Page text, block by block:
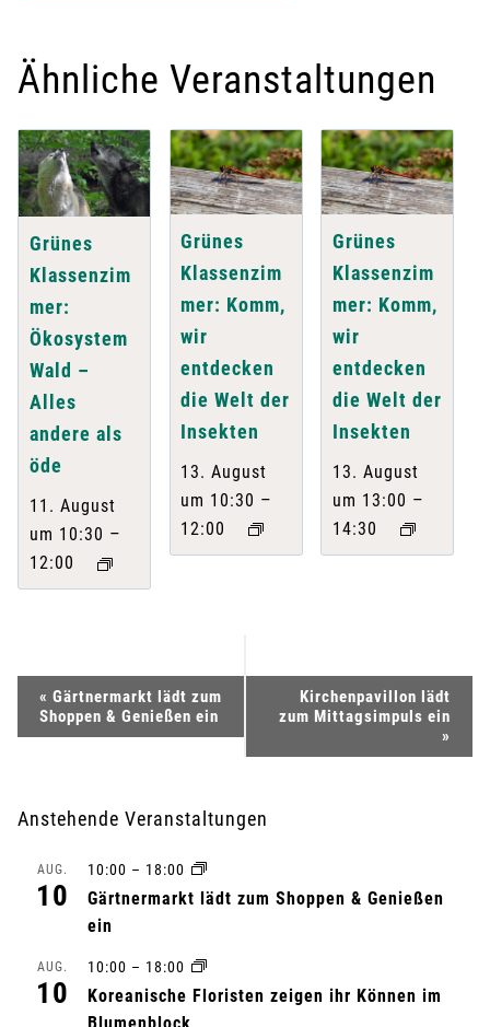
Ähnliche Veranstaltungen
Grünes
Klassenzim
mer:
Ökosystem
Wald –
Alles
andere als
öde
11. August
um 10:30 –
12:00
Grünes
Klassenzim
mer: Komm,
wir
entdecken
die Welt der
Insekten
13. August
um 10:30 –
12:00
Grünes
Klassenzim
mer: Komm,
wir
entdecken
die Welt der
Insekten
13. August
um 13:00 –
14:30
e
a
« Gärtnermarkt lädt zum
Shoppen & Genießen ein
Kirchenpavillon lädt
zum Mittagsimpuls ein
»
Anstehende Veranstaltungen
AUG.
10
10:00 – 18:00
Gärtnermarkt lädt zum Shoppen & Genießen
ein
AUG.
10
10:00 – 18:00
Koreanische Floristen zeigen ihr Können im